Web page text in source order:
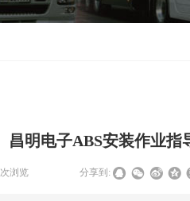
昌明电子ABS安装作业指
次浏览 分享到: